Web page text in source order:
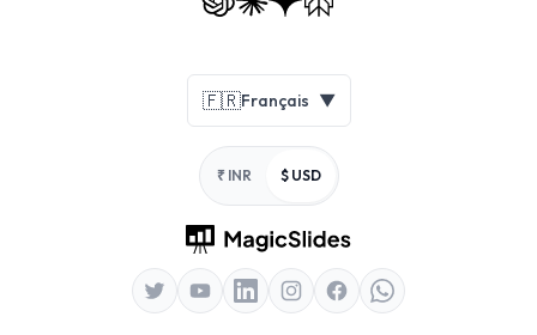
🇫🇷Français ▼
₹ INR $ USD